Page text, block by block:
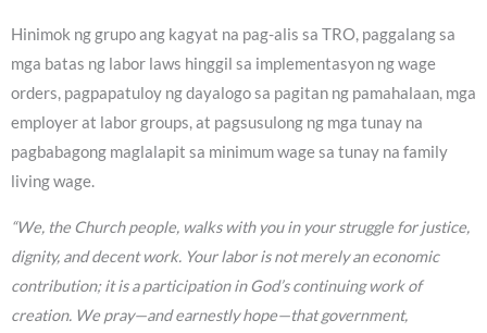
Hinimok ng grupo ang kagyat na pag-alis sa TRO, paggalang sa
mga batas ng labor laws hinggil sa implementasyon ng wage
orders, pagpapatuloy ng dayalogo sa pagitan ng pamahalaan, mga
employer at labor groups, at pagsusulong ng mga tunay na
pagbabagong maglalapit sa minimum wage sa tunay na family
living wage.
“We, the Church people, walks with you in your struggle for justice,
dignity, and decent work. Your labor is not merely an economic
contribution; it is a participation in God’s continuing work of
creation. We pray—and earnestly hope—that government,